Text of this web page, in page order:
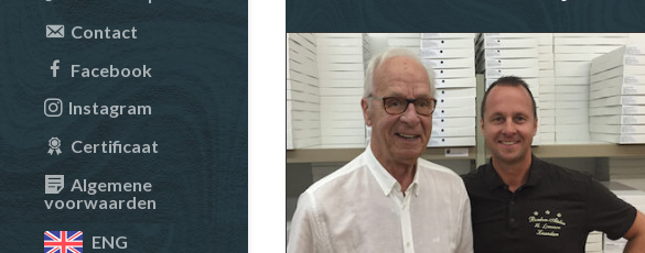
Contact
Facebook
Instagram
Certificaat
Algemene
voorwaarden
ENG